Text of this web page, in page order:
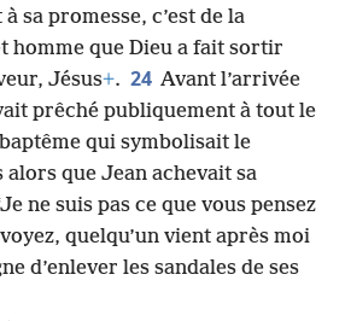
sa promesse, c’est de la
homme que Dieu a fait sortir
Jésus+. 24 Avant l’arrivée
prêché publiquement à tout le
qui symbolisait le
alors que Jean achevait sa
ne suis pas ce que vous pensez
quelqu’un vient après moi
d’enlever les sandales de ses